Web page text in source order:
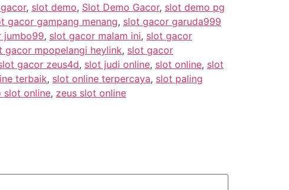
, slot demo, Slot Demo Gacor, slot demo pg
gacor gampang menang, slot gacor garuda999
jumbo99, slot gacor malam ini, slot gacor
mpopelangi heylink, slot gacor
gacor zeus4d, slot judi online, slot online, slot
terbaik, slot online terpercaya, slot paling
slot online, zeus slot online